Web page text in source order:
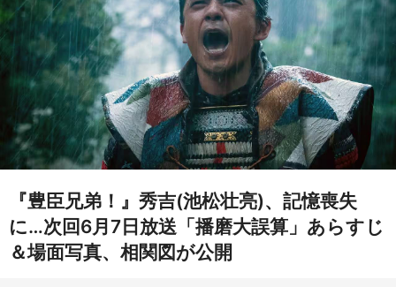
『豊臣兄弟！』秀吉(池松壮亮)、記憶喪失
に…次回6月7日放送「播磨大誤算」あらすじ
＆場面写真、相関図が公開